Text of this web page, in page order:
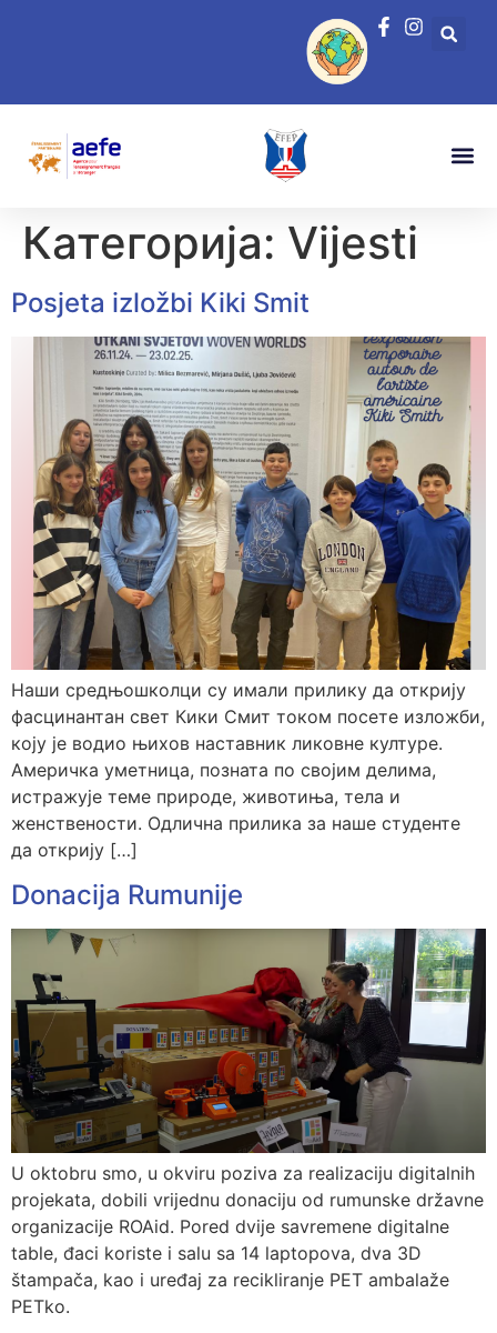
Категорија: Vijesti
Posjeta izložbi Kiki Smit
Наши средњошколци су имали прилику да открију
фасцинантан свет Кики Смит током посете изложби,
коју је водио њихов наставник ликовне културе.
Америчка уметница, позната по својим делима,
истражује теме природе, животиња, тела и
женствености. Одлична прилика за наше студенте
да открију […]
Donacija Rumunije
U oktobru smo, u okviru poziva za realizaciju digitalnih
projekata, dobili vrijednu donaciju od rumunske državne
organizacije ROAid. Pored dvije savremene digitalne
table, đaci koriste i salu sa 14 laptopova, dva 3D
štampača, kao i uređaj za recikliranje PET ambalaže
PETko.